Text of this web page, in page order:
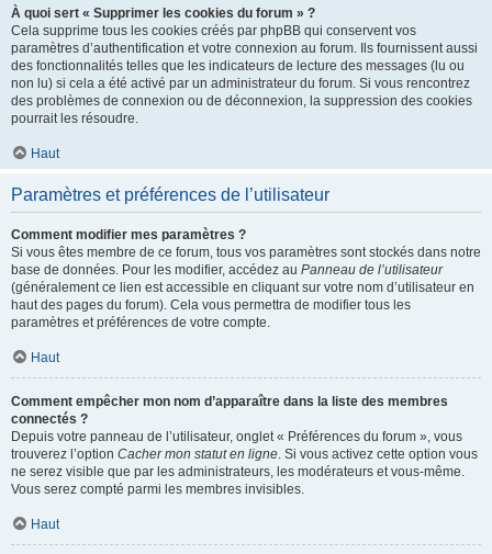
À quoi sert « Supprimer les cookies du forum » ?
Cela supprime tous les cookies créés par phpBB qui conservent vos
paramètres d’authentification et votre connexion au forum. Ils fournissent aussi
des fonctionnalités telles que les indicateurs de lecture des messages (lu ou
non lu) si cela a été activé par un administrateur du forum. Si vous rencontrez
des problèmes de connexion ou de déconnexion, la suppression des cookies
pourrait les résoudre.
Haut
Paramètres et préférences de l’utilisateur
Comment modifier mes paramètres ?
Si vous êtes membre de ce forum, tous vos paramètres sont stockés dans notre
base de données. Pour les modifier, accédez au Panneau de l’utilisateur
(généralement ce lien est accessible en cliquant sur votre nom d’utilisateur en
haut des pages du forum). Cela vous permettra de modifier tous les
paramètres et préférences de votre compte.
Haut
Comment empêcher mon nom d’apparaître dans la liste des membres
connectés ?
Depuis votre panneau de l’utilisateur, onglet « Préférences du forum », vous
trouverez l’option Cacher mon statut en ligne. Si vous activez cette option vous
ne serez visible que par les administrateurs, les modérateurs et vous-même.
Vous serez compté parmi les membres invisibles.
Haut